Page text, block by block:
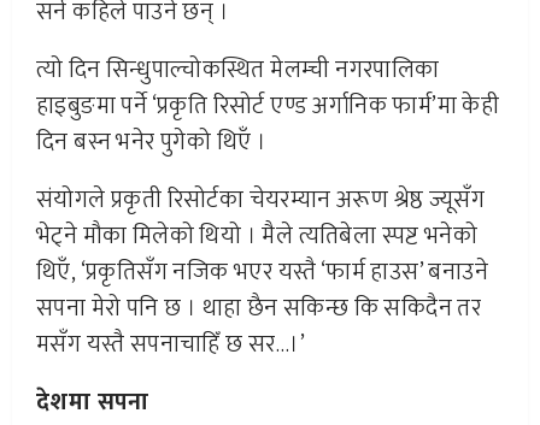
सर्न कहिले पाउने छन् ।
त्यो दिन सिन्धुपाल्चोकस्थित मेलम्ची नगरपालिका
हाइबुङमा पर्ने ‘प्रकृति रिसोर्ट एण्ड अर्गानिक फार्म’मा केही
दिन बस्न भनेर पुगेको थिएँ ।
संयोगले प्रकृती रिसोर्टका चेयरम्यान अरू‌ण श्रेष्ठ ज्यूसँग
भेट्ने मौका मिलेको थियो । मैले त्यतिबेला स्पष्ट भनेको
थिएँ, ‘प्रकृतिसँग नजिक भएर यस्तै ‘फार्म हाउस’ बनाउने
सपना मेरो पनि छ । थाहा छैन सकिन्छ कि सकिदैन तर
मसँग यस्तै सपनाचाहिँ छ सर…।’
देशमा सपना